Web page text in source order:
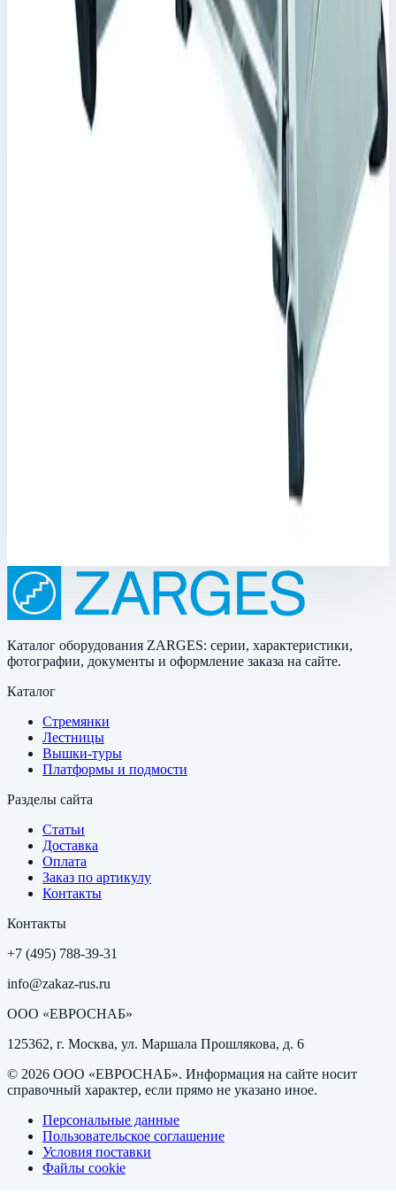
13,4 кг
Цена по запросу
Корпус Mitraset Racklite 19" Zarges 9 HE/U
Корпус Mitraset Racklite 19" - 45909 Переносные корпусы для
Корпус Mitraset Racklite 19" Zarges 4 HE/U
Корпус Mitraset Racklite 19" - 45904 Переносные корпусы для
Каталог оборудования ZARGES: серии, характеристики,
фотографии, документы и оформление заказа на сайте.
Каталог
Стремянки
Лестницы
Вышки-туры
Платформы и подмости
Разделы сайта
Статьи
Доставка
Оплата
Заказ по артикулу
Контакты
Контакты
+7 (495) 788-39-31
info@zakaz-rus.ru
ООО «ЕВРОСНАБ»
125362, г. Москва, ул. Маршала Прошлякова, д. 6
© 2026 ООО «ЕВРОСНАБ». Информация на сайте носит
справочный характер, если прямо не указано иное.
Персональные данные
Пользовательское соглашение
Условия поставки
Файлы cookie